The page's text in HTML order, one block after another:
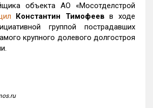
объекта АО «Мосотделстрой
Константин Тимофеев в ходе
группой пострадавших
крупного долевого долгостроя